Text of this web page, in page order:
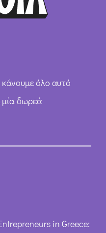
κάνουμε όλο αυτό
μία δωρεά
in Greece: